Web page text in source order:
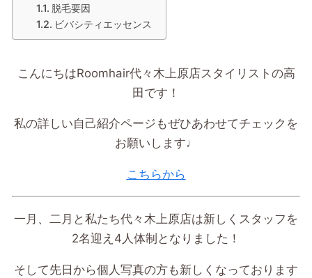
脱毛要因
ビバシティエッセンス
こんにちはRoomhair代々木上原店スタイリストの高
田です！
私の詳しい自己紹介ページもぜひあわせてチェックを
お願いします♩
こちらから
一月、二月と私たち代々木上原店は新しくスタッフを
2名迎え 4 人体制となりました！
そして先日から個人写真の方も新しくなっております